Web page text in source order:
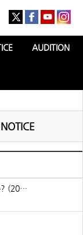
AUDITION
NOTICE
? (20…